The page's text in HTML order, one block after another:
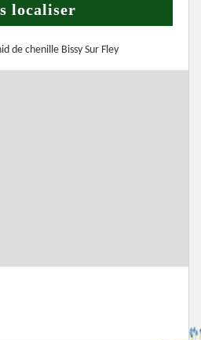
localiser
de chenille Bissy Sur Fley